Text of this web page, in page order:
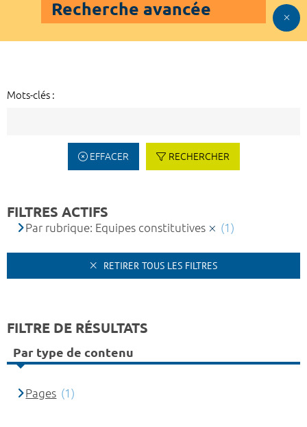
Recherche avancée
Mots-clés :
EFFACER RECHERCHER
FILTRES ACTIFS
Par rubrique: Equipes constitutives (1)
RETIRER TOUS LES FILTRES
FILTRE DE RÉSULTATS
Par type de contenu
Pages (1)